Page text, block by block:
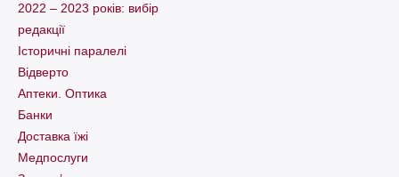
2022 – 2023 років: вибір
редакції
Історичні паралелі
Відверто
Аптеки. Оптика
Банки
Доставка їжі
Медпослуги